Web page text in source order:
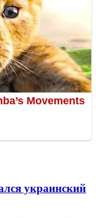
украинский